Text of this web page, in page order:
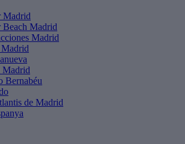
Madrid
Beach Madrid
Madrid
Madrid
Madrid
Bernabéu
de Madrid